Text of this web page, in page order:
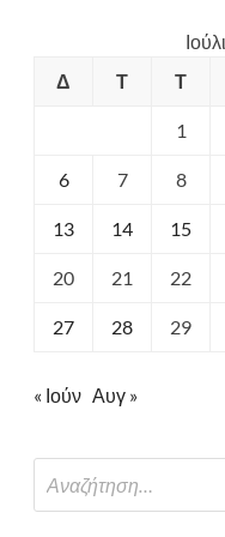
Δ
Τ Τ
1
6 7 8
13 14 15
20 21 22
27 28 29
« Ιούν Αυγ »